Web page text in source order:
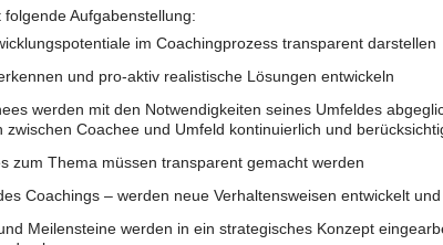
Aufgabenstellung:
im Coachingprozess transparent darstellen
und pro-aktiv realistische Lösungen entwickeln
werden mit den Notwendigkeiten seines Umfeldes
Coachee und Umfeld kontinuierlich und
zum Thema müssen transparent gemacht werden
Coachings – werden neue Verhaltensweisen entwickelt
Meilensteine werden in ein strategisches Konzept